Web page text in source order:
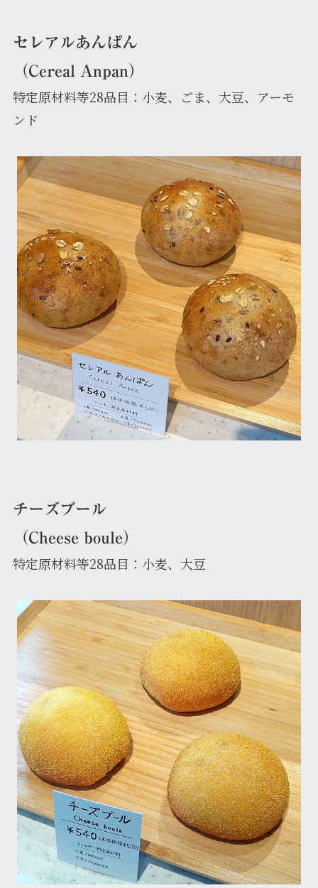
セレアルあんぱん
（Cereal Anpan）
特定原材料等28品目：小麦、ごま、大豆、アーモ
ンド
チーズブール
（Cheese boule）
特定原材料等28品目：小麦、大豆